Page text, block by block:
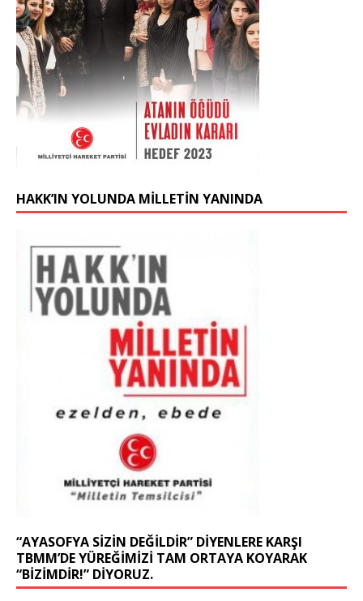
HAKK’IN YOLUNDA MİLLETİN YANINDA
“AYASOFYA SIZIN DEĞILDIR” DIYENLERE KARŞI
TBMM’DE YÜREĞIMIZI TAM ORTAYA KOYARAK
“BIZIMDIR!” DIYORUZ.